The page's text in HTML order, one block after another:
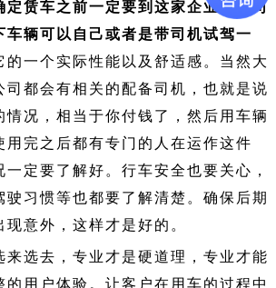
赁车之前一定要到这家企业的公司
车辆可以自己或者是带司机试驾一
的一个实际性能以及舒适感。当然大
司都会有相关的配备司机，也就是说
情况，相当于你付钱了，然后用车辆
用完之后都有专门的人在运作这件
定要了解好。行车安全也要关心，
驶习惯等也都要了解清楚。确保后期
意外，这样才是好的。
选去，专业才是硬道理，专业才能
的用户体验。让客户在用车的过程中